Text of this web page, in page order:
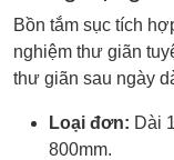
Bồn tắm sục tích
nghiệm thư giãn
thư giãn sau ngày
Loại đơn: Dài
800mm.